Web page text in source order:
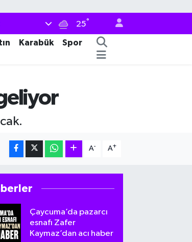
25°
Karabük
Spor
A- A+
Çaycuma’da pazarcı
esnafı Zafer
Kaymaz’dan acı haber